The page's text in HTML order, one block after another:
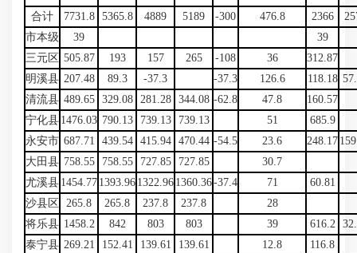
合计 7731.8 5365.8 4889 5189 -300 476.8 2366
市本级
39
39
三元区 505.87 193 157 265 -108 36
312.87
明溪县 207.48 89.3 -37.3 -37.3 126.6 118.18
清流县 489.65 329.08 281.28 344.08 -62.8 47.8
160.57
宁化县 1476.03 790.13 739.13 739.13 51
685.9
永安市 687.71 439.54 415.94 470.44 -54.5 23.6 248.17
大田县 758.55 758.55 727.85 727.85
30.7
尤溪县 1454.77 1393.96 1322.96 1360.36-37.4 71
60.81
沙县区
265.8 265.8 237.8 237.8
28
将乐县 1458.2 842 803 803 39 616.2
泰宁县 269.21 152.41 139.61 139.61 12.8
116.8